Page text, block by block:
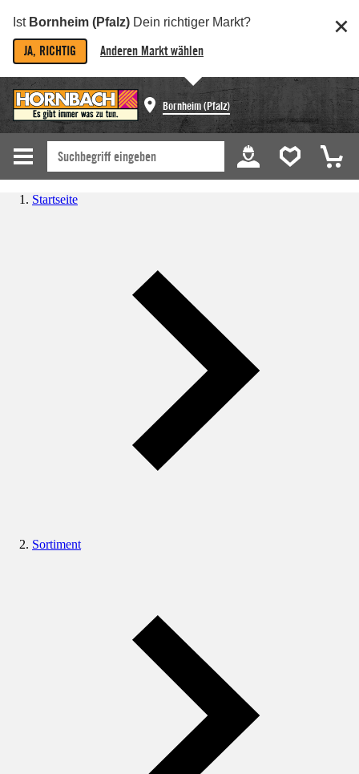
Ist Bornheim (Pfalz) Dein richtiger Markt?
JA, RICHTIG Anderen Markt wählen
Bornheim (Pfalz)
Startseite
Sortiment